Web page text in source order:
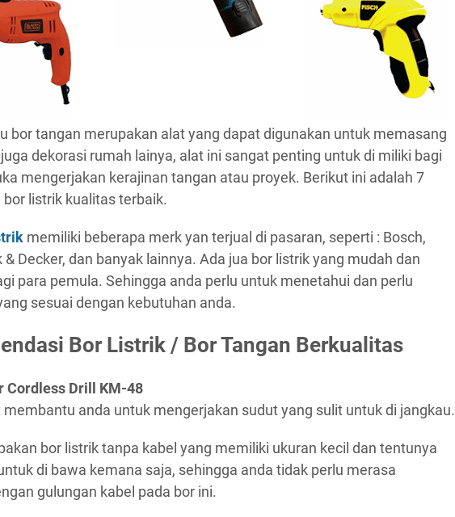
bor tangan merupakan alat yang dapat digunakan untuk memasang
dekorasi rumah lainya, alat ini sangat penting untuk di miliki bagi
mengerjakan kerajinan tangan atau proyek. Berikut ini adalah 7
listrik kualitas terbaik.
memiliki beberapa merk yan terjual di pasaran, seperti : Bosch,
& Decker, dan banyak lainnya. Ada jua bor listrik yang mudah dan
para pemula. Sehingga anda perlu untuk menetahui dan perlu
sesuai dengan kebutuhan anda.
Bor Listrik / Bor Tangan Berkualitas
Cordless Drill KM-48
anda untuk mengerjakan sudut yang sulit untuk di jangkau.
bor listrik tanpa kabel yang memiliki ukuran kecil dan tentunya
di bawa kemana saja, sehingga anda tidak perlu merasa
gulungan kabel pada bor ini.